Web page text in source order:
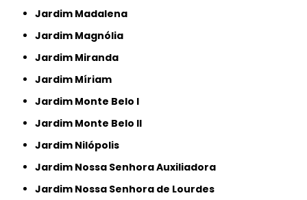
Jardim Madalena
Jardim Magnólia
Jardim Miranda
Jardim Míriam
Jardim Monte Belo I
Jardim Monte Belo II
Jardim Nilópolis
Jardim Nossa Senhora Auxiliadora
Jardim Nossa Senhora de Lourdes